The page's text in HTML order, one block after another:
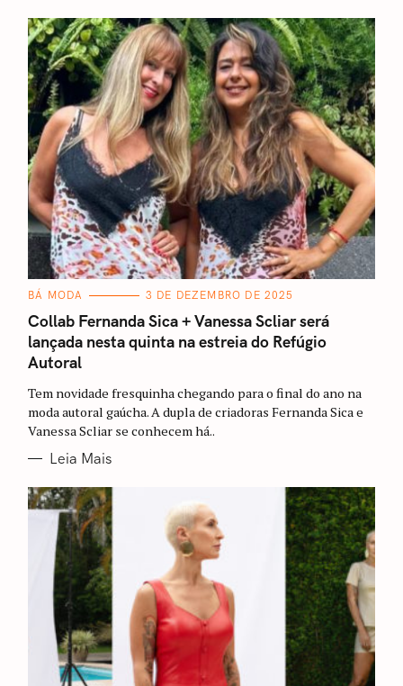
C
T
E
G
R
A
S
BÁ MODA 3 DE DEZEMBRO DE 2025
Collab Fernanda Sica + Vanessa Scliar será
lançada nesta quinta na estreia do Refúgio
Autoral
Tem novidade fresquinha chegando para o final do ano na
moda autoral gaúcha. A dupla de criadoras Fernanda Sica e
Vanessa Scliar se conhecem há..
Leia Mais